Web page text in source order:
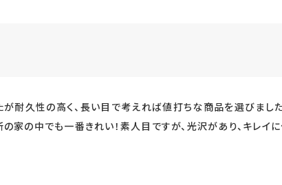
耐久性の高く、長い目で考えれば値打ちな商品を選びまし
家の中でも一番きれい！素人目ですが、光沢があり、キレイ